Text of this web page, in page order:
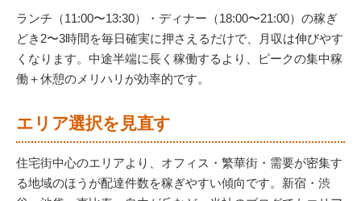
ランチ（11:00〜13:30）・ディナー（18:00〜21:00）の稼ぎ
どき2〜3時間を毎日確実に押さえるだけで、月収は伸びやす
くなります。中途半端に長く稼働するより、ピークの集中稼
働＋休憩のメリハリが効率的です。
エリア選択を見直す
住宅街中心のエリアより、オフィス・繁華街・需要が密集す
る地域のほうが配達件数を稼ぎやすい傾向です。新宿・渋